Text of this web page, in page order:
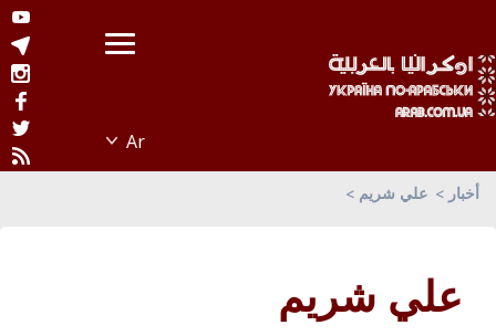
أخبار علي شريم
علي شريم